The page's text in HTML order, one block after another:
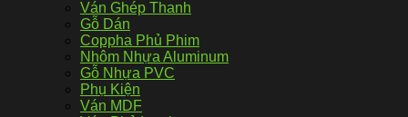
Ván Ghép Thanh
Gỗ Dán
Coppha Phủ Phim
Nhôm Nhựa Aluminum
Gỗ Nhựa PVC
Phụ Kiện
Ván MDF